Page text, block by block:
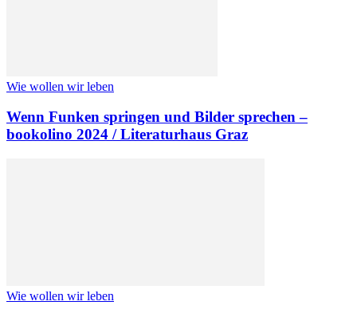
Wie wollen wir leben
Wenn Funken springen und Bilder sprechen –
bookolino 2024 / Literaturhaus Graz
Wie wollen wir leben